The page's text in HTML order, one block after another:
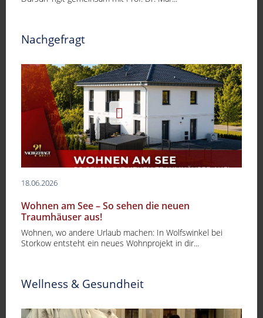
Nachgefragt
18.06.2026
Wohnen am See – So sehen die neuen
Traumhäuser aus!
Wohnen, wo andere Urlaub machen: In Wolfswinkel bei
Storkow entsteht ein neues Wohnprojekt in dir...
Wellness & Gesundheit